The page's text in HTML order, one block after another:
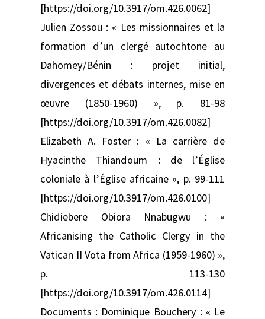
[https://doi.org/10.3917/om.426.0062]
Julien Zossou : « Les missionnaires et la
formation d’un clergé autochtone au
Dahomey/Bénin : projet initial,
divergences et débats internes, mise en
œuvre (1850-1960) », p. 81-98
[https://doi.org/10.3917/om.426.0082]
Elizabeth A. Foster : « La carrière de
Hyacinthe Thiandoum : de l’Église
coloniale à l’Église africaine », p. 99-111
[https://doi.org/10.3917/om.426.0100]
Chidiebere Obiora Nnabugwu : «
Africanising the Catholic Clergy in the
Vatican II Vota from Africa (1959-1960) »,
p. 113-130
[https://doi.org/10.3917/om.426.0114]
Documents : Dominique Bouchery : « Le